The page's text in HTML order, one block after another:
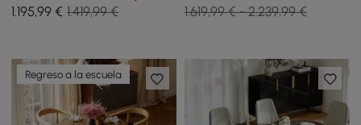
cepillado con capacidad
1.195,99 € 1.419,99 €
1.619,99 € - 2.239,99 €
Regreso a la escuela